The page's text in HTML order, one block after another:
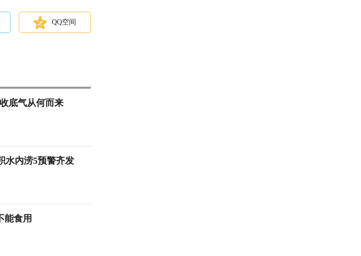
QQ空间
底气从何而来
水内涝5预警齐发
能食用